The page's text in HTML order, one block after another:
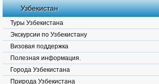
Узбекистан
Туры Узбекистана
Экскурсии по Узбекистану
Визовая поддержка
Полезная информация.
Города Узбекистана
Природа Узбекистана